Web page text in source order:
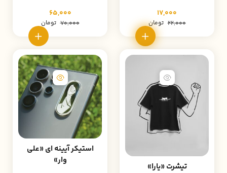
17,000
22,000 تومان
65,000
70,000 تومان
تیشرت «یارا»
استیکر آیینه ای «علی
وار»